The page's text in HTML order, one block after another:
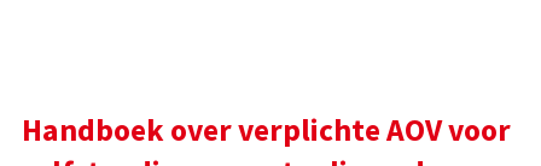
Handboek over verplichte AOV voor